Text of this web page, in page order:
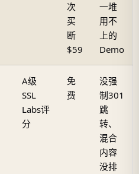
次
买
断
$59
一堆
用不
上的
Demo
A级
SSL
Labs评
分
免
费
没强
制301
跳
转、
混合
内容
没排